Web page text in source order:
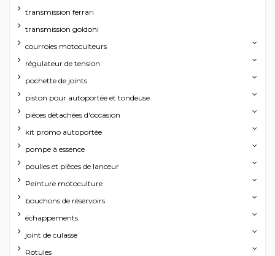
transmission ferrari
transmission goldoni
courroies motoculteurs
régulateur de tension
pochette de joints
piston pour autoportée et tondeuse
pièces détachées d'occasion
kit promo autoportée
pompe à essence
poulies et pièces de lanceur
Peinture motoculture
bouchons de réservoirs
échappements
joint de culasse
Rotules